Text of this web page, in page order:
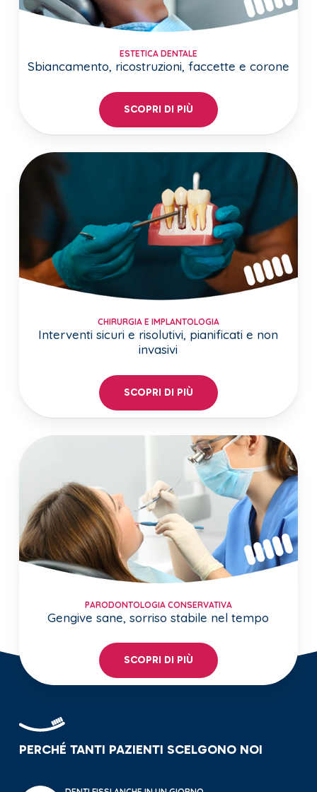
ESTETICA DENTALE
Sbiancamento, ricostruzioni, faccette e corone
SCOPRI DI PIÙ
CHIRURGIA E IMPLANTOLOGIA
Interventi sicuri e risolutivi, pianificati e non
invasivi
SCOPRI DI PIÙ
PARODONTOLOGIA CONSERVATIVA
Gengive sane, sorriso stabile nel tempo
SCOPRI DI PIÙ
PERCHÉ TANTI PAZIENTI SCELGONO NOI